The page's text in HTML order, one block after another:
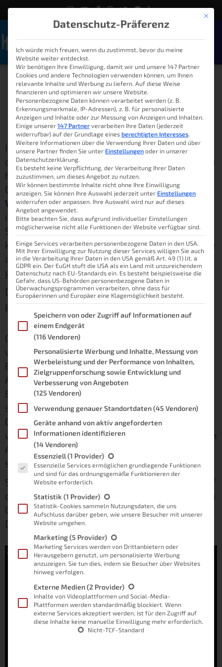
ioBroker und OpenHAB
gleichzeitig nutzen
Lukas 22. April 2023 08:00
Ich glaube in den letzten Tagen geschehen
doch noch Wunder. Nach mehr als zwei Jahren
habe ich es doch mal wieder gewagt, mit
OpenHAB anzusehen. Genauer gesagt die
Version 3, welche vor einiger Zeit erschienen
ist. Hintergrund dazu war ein neues Gerät im
Smart Home, für das es im ioBroker noch
keinen Adapter gibt. Und schnell kam die Frage
auf, ob man nicht ioBroker und OpenHAB
gleichzeitig nutzen kann.
Die kurze Antwort auf die Frage ist: Ja, das
geht.
Grundsätzlich kannst du in deinem Zuhause so
viele Systeme betreiben, wie du möchtest.
Einzig und allein die sinnvolle Aufteilung von
Aufgaben spielt dabei dann eine große Rolle.
Etwas vereinfacht gesagt musst du eben
schauen, dass sich beide Systeme nicht ins
Gehege kommen. Ansonsten können die
wildesten Dinge passieren, insbesondere wenn
Automationen nicht aufeinander abgestimmt
sind.
Schauen wir also in diesem Artikel genauer auf
das Thema. Ich möchte mir dir klären, wie man
OpenHAB und ioBroker parallel betreiben kann.
Doch zuerst noch etwas zum Hintergrund.
Mit
Datenschutz-Präferenz
Ich würde mich freuen, wenn du zustimmst, bevor du meine
Website weiter entdeckst.
Wir benötigen Ihre Einwilligung, damit wir und unsere 147 Partner
Cookies und andere Technologien verwenden können, um Ihnen
relevante Inhalte und Werbung zu liefern. Auf diese Weise
finanzieren und optimieren wir unsere Website.
Personenbezogene Daten können verarbeitet werden (z. B.
Erkennungsmerkmale, IP-Adressen), z. B. für personalisierte
Anzeigen und Inhalte oder zur Messung von Anzeigen und Inhalten.
Einige unserer 147 Partner verarbeiten Ihre Daten (jederzeit
widerrufbar) auf der Grundlage eines berechtigten Interesses.
Weitere Informationen über die Verwendung Ihrer Daten und über
unsere Partner finden Sie unter Einstellungen oder in unserer
Datenschutzerklärung.
Es besteht keine Verpflichtung, der Verarbeitung Ihrer Daten
zuzustimmen, um dieses Angebot zu nutzen.
Wir können bestimmte Inhalte nicht ohne Ihre Einwilligung
anzeigen. Sie können Ihre Auswahl jederzeit unter Einstellungen
widerrufen oder anpassen. Ihre Auswahl wird nur auf dieses
Angebot angewendet.
Bitte beachten Sie, dass aufgrund individueller Einstellungen
möglicherweise nicht alle Funktionen der Website verfügbar sind.
Einige Services verarbeiten personenbezogene Daten in den USA.
Mit Ihrer Einwilligung zur Nutzung dieser Services willigen Sie auch
in die Verarbeitung Ihrer Daten in den USA gemäß Art. 49 (1) lit. a
GDPR ein. Der EuGH stuft die USA als ein Land mit unzureichendem
Datenschutz nach EU-Standards ein. Es besteht beispielsweise die
Gefahr, dass US-Behörden personenbezogene Daten in
Überwachungsprogrammen verarbeiten, ohne dass für
Europäerinnen und Europäer eine Klagemöglichkeit besteht.
Im Folgenden finden Sie eine Liste der Zwecke des IAB
Speichern von oder Zugriff auf Informationen auf
einem Endgerät
(116 Vendoren)
Personalisierte Werbung und Inhalte, Messung von
Werbeleistung und der Performance von Inhalten,
Zielgruppenforschung sowie Entwicklung und
Verbesserung von Angeboten
(125 Vendoren)
Verwendung genauer Standortdaten(45 Vendoren)
Geräte anhand von aktiv angeforderten
Informationen identifizieren
(14 Vendoren)
Es folgt eine Liste der Service-Gruppen, für die eine
Essenziell(1 Provider)
Essenzielle Services ermöglichen grundlegende Funktionen
und sind für das ordnungsgemäße Funktionieren der
Website erforderlich.
Statistik (1 Provider)
Statistik-Cookies sammeln Nutzungsdaten, die uns
Aufschluss darüber geben, wie unsere Besucher mit unserer
Website umgehen.
Marketing(5 Provider)
Marketing Services werden von Drittanbietern oder
Herausgebern genutzt, um personalisierte Werbung
anzuzeigen. Sie tun dies, indem sie Besucher über Websites
hinweg verfolgen.
Externe Medien(2 Provider)
Inhalte von Videoplattformen und Social-Media-
Plattformen werden standardmäßig blockiert. Wenn
externe Services akzeptiert werden, ist für den Zugriff auf
diese Inhalte keine manuelle Einwilligung mehr erforderlich.
Nicht-TCF-Standard